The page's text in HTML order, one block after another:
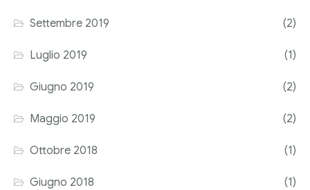
Settembre 2019 (2)
Luglio 2019 (1)
Giugno 2019 (2)
Maggio 2019 (2)
Ottobre 2018 (1)
Giugno 2018 (1)